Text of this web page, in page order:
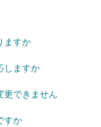
ますか
しますか
更できません
すか